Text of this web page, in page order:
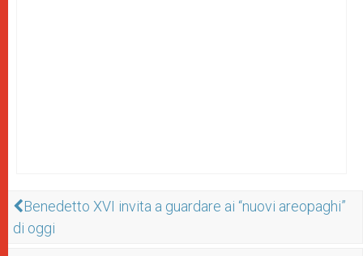
Benedetto XVI invita a guardare ai “nuovi areopaghi”
di oggi